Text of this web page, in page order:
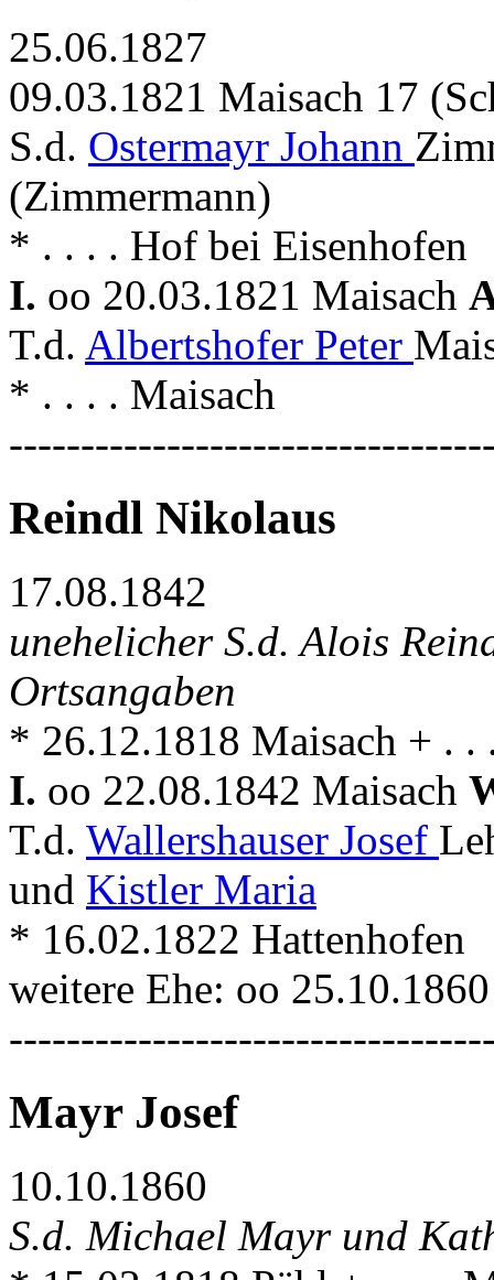
25.06.1827
09.03.1821 Maisach 17
S.d. Ostermayr Johann
(Zimmermann)
* . . . . Hof bei Eisenhofen
I. oo 20.03.1821 Maisach
T.d. Albertshofer Peter
* . . . . Maisach
Reindl Nikolaus
17.08.1842
unehelicher S.d. Alois
Ortsangaben
* 26.12.1818 Maisach + . .
I. oo 22.08.1842 Maisach
T.d. Wallershauser Josef
und Kistler Maria
* 16.02.1822 Hattenhofen
weitere Ehe: oo
Mayr Josef
10.10.1860
S.d. Michael Mayr und